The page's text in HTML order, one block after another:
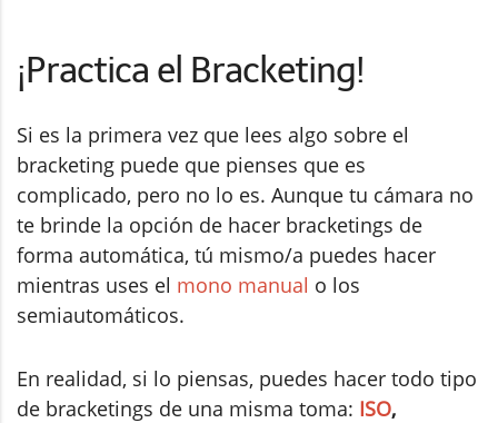
¡Practica el Bracketing!
Si es la primera vez que lees algo sobre el
bracketing puede que pienses que es
complicado, pero no lo es. Aunque tu cámara no
te brinde la opción de hacer bracketings de
forma automática, tú mismo/a puedes hacer
mientras uses el mono manual o los
semiautomáticos.
En realidad, si lo piensas, puedes hacer todo tipo
de bracketings de una misma toma: ISO,